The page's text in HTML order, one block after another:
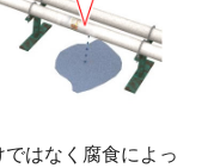
はなく腐食によっ